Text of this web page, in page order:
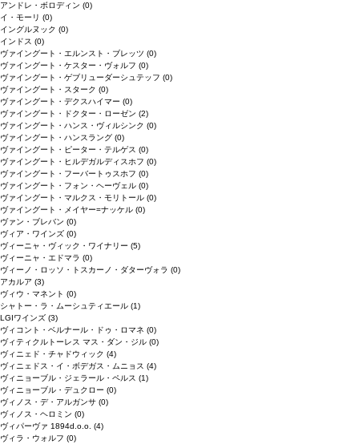
アンドレ・ボロディン (0)
イ・モーリ (0)
イングルヌック (0)
インドス (0)
ヴァイングート・エルンスト・ブレッツ (0)
ヴァイングート・ケスター・ヴォルフ (0)
ヴァイングート・ゲブリューダーシュテッフ (0)
ヴァイングート・スターク (0)
ヴァイングート・デクスハイマー (0)
ヴァイングート・ドクター・ローゼン (2)
ヴァイングート・ハンス・ヴィルシンク (0)
ヴァイングート・ハンスラング (0)
ヴァイングート・ピーター・テルゲス (0)
ヴァイングート・ヒルデガルディスホフ (0)
ヴァイングート・フーバートゥスホフ (0)
ヴァイングート・フォン・ヘーヴェル (0)
ヴァイングート・マルクス・モリトール (0)
ヴァイングート・メイヤー=ナッケル (0)
ヴァン・ブレバン (0)
ヴィア・ワインズ (0)
ヴィーニャ・ヴィック・ワイナリー (5)
ヴィーニャ・エドマラ (0)
ヴィーノ・ロッソ・トスカーノ・ダターヴォラ (0)
アカルア (3)
ヴィウ・マネント (0)
シャトー・ラ・ムーシュティエール (1)
LGIワインズ (3)
ヴィコント・ベルナール・ドゥ・ロマネ (0)
ヴィティクルトーレス マス・ダン・ジル (0)
ヴィニェド・チャドウィック (4)
ヴィニェドス・イ・ボデガス・ムニョス (4)
ヴィニョーブル・ジェラール・ペルス (1)
ヴィニョーブル・デュクロー (0)
ヴィノス・デ・アルガンサ (0)
ヴィノス・ヘロミン (0)
ヴィパーヴァ 1894d.o.o. (4)
ヴィラ・ウォルフ (0)